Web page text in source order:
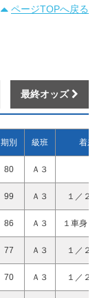
ページTOPへ戻る
最終オッズ
期別 級班 着差
80 Ａ３
99 Ａ３ １／２
86 Ａ３ １車身
77 Ａ３ １／２
70 Ａ３ １／２